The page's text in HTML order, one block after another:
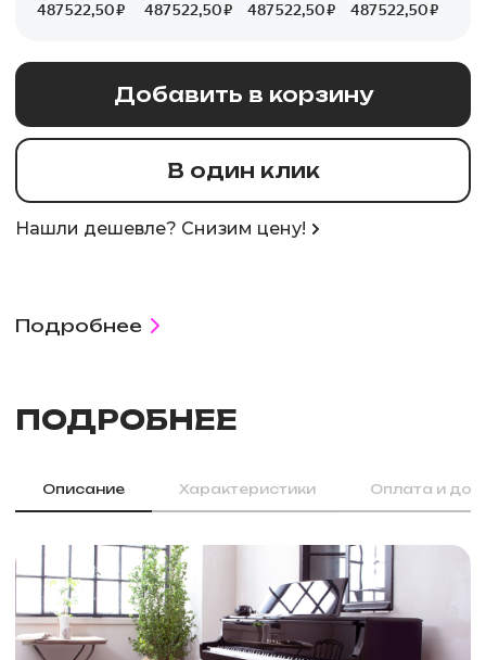
Добавить в корзину
В один клик
Нашли дешевле? Снизим цену!
Подробнее
ПОДРОБНЕЕ
Описание Характеристики Оплата и